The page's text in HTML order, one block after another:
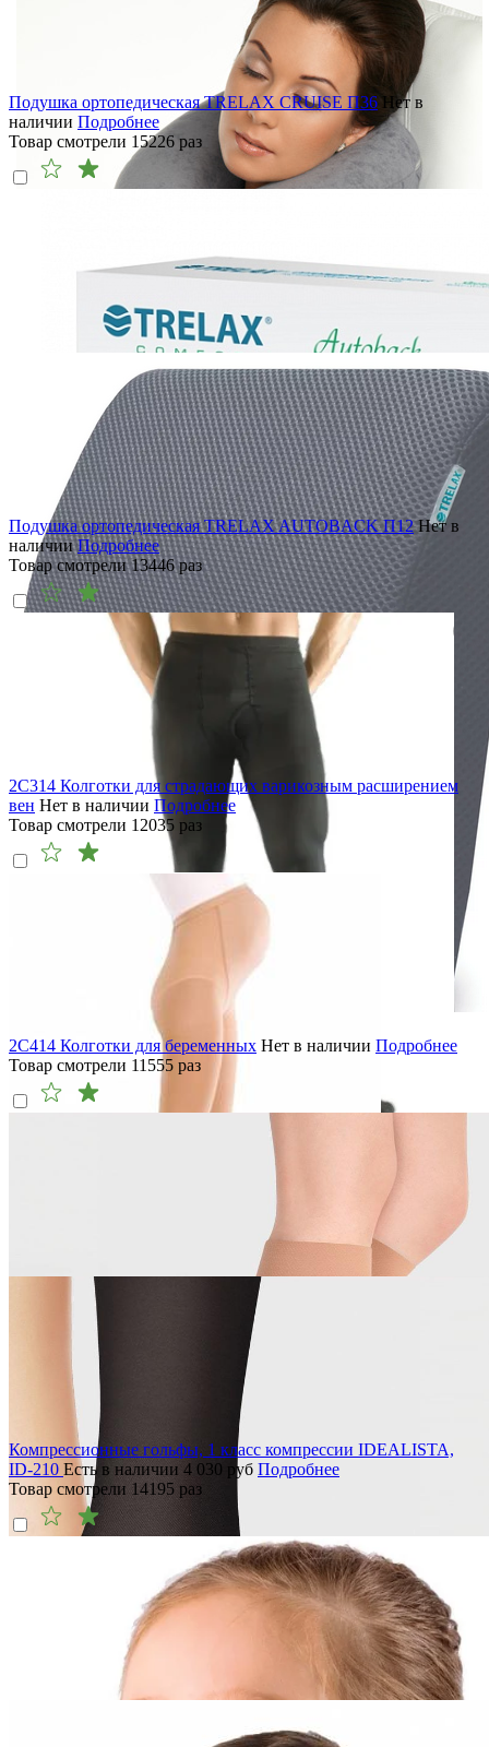
Подушка ортопедическая TRELAX CRUISE П36 Нет в
наличии Подробнее
Товар смотрели 15226 раз
Подушка ортопедическая TRELAX AUTOBACK П12 Нет в
наличии Подробнее
Товар смотрели13446раз
2C314 Колготки для страдающих варикозным расширением
вен Нет в наличии Подробнее
Товар смотрели 12035 раз
2C414 Колготки для беременных Нет в наличии Подробнее
Товар смотрели 11555 раз
Компрессионные гольфы, 1 класс компрессии IDEALISTA,
ID-210 Есть в наличии 4 030 руб Подробнее
Товар смотрели 14195 раз